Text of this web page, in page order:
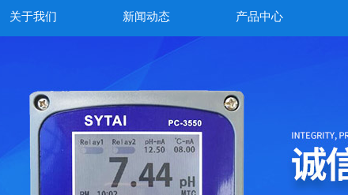
关于我们 新闻动态 产品中心